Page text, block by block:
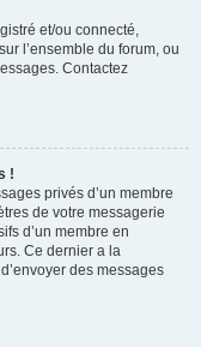
et/ou connecté,
l’ensemble du forum, ou
Contactez
!
privés d’un membre
de votre messagerie
d’un membre en
Ce dernier a la
des messages